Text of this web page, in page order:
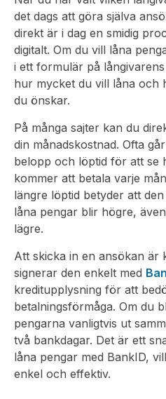
det dags att göra själva
direkt är i dag en smidig
digitalt. Om du vill låna
i ett formulär på
hur mycket du vill låna och
du önskar.
På många sajter kan du
din månadskostnad. Ofta
belopp och löptid för att se
kommer att betala varje
längre löptid betyder att
låna pengar blir högre,
lägre.
Att skicka in en ansökan är
signerar den enkelt med
kreditupplysning för att
betalningsförmåga. Om du
pengarna vanligtvis ut
två bankdagar. Det är ett
låna pengar med BankID,
enkel och effektiv.